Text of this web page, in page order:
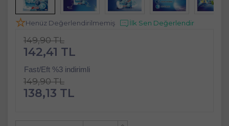
Henüz Değerlendirilmemiş İlk Sen Değerlendir
149,90 TL
142,41 TL
Fast/Eft %3 indirimli
149,90 TL
138,13 TL